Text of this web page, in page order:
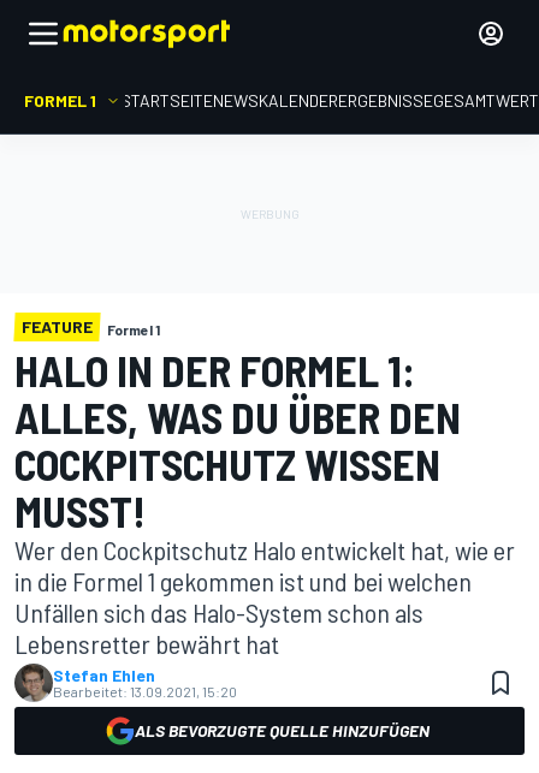
FORMEL 1 STARTSEITENEWSKALENDERERGEBNISSE
FEATURE Formel 1
HALO IN DER FORMEL 1:
ALLES, WAS DU ÜBER DEN
COCKPITSCHUTZ WISSEN
MUSST!
Wer den Cockpitschutz Halo entwickelt hat, wie er
in die Formel 1 gekommen ist und bei welchen
Unfällen sich das Halo-System schon als
Lebensretter bewährt hat
Stefan Ehlen
Bearbeitet: 13.09.2021, 15:20
ALS BEVORZUGTE QUELLE HINZUFÜGEN